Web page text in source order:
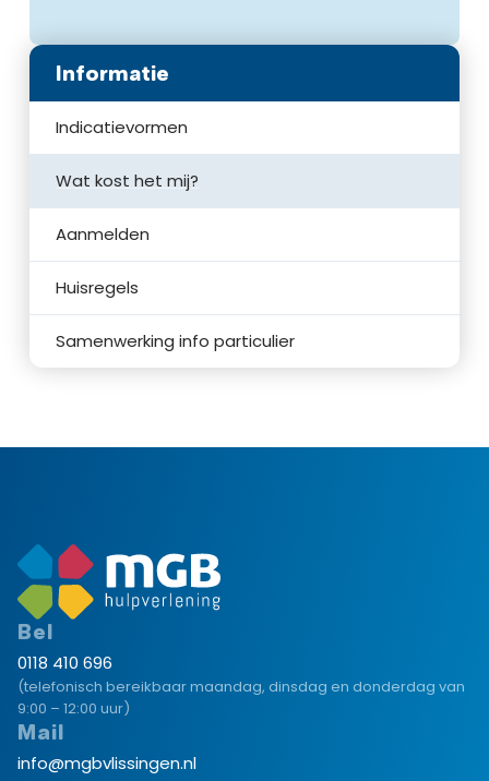
Informatie
Indicatievormen
Wat kost het mij?
Aanmelden
Huisregels
Samenwerking info particulier
Bel
0118 410 696
(telefonisch bereikbaar maandag, dinsdag en donderdag van
9:00 – 12:00 uur)
Mail
info@mgbvlissingen.nl